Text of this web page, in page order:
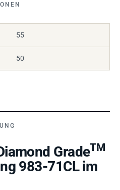
55
50
GradeTM
983-71CL im